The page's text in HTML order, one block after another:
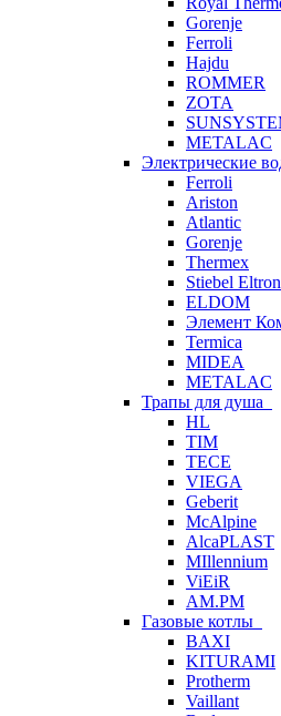
Gorenje
Ferroli
Hajdu
ROMMER
ZOTA
METALAC
Электрические
Ferroli
Ariston
Atlantic
Gorenje
Thermex
Stiebel Eltron
ELDOM
Элемент
Termica
MIDEA
METALAC
Трапы для душа
HL
TIM
TECE
VIEGA
Geberit
McAlpine
AlcaPLAST
MIllennium
ViEiR
AM.PM
Газовые котлы
BAXI
KITURAMI
Protherm
Vaillant